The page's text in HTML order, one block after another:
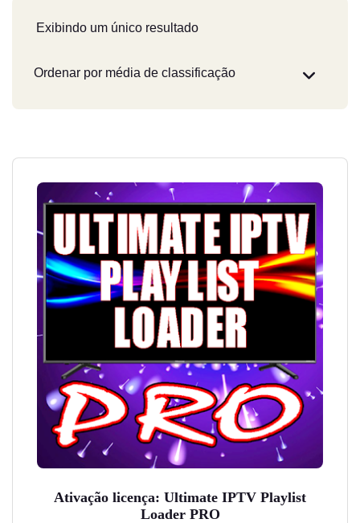
Exibindo um único resultado
Ativação licença: Ultimate IPTV Playlist
Loader PRO
tem
variantes.
As
podem
ser
escolhidas
na
página